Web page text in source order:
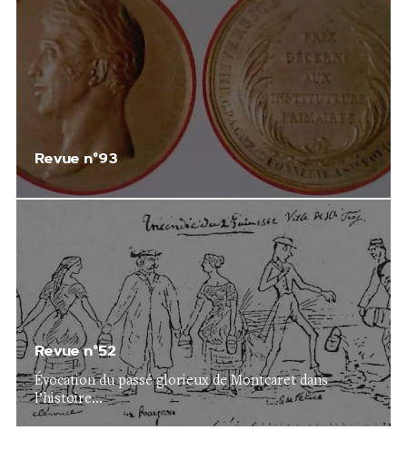
Revue n°93
Revue n°52
Évocation du passé glorieux de Montcaret dans
l’histoire...